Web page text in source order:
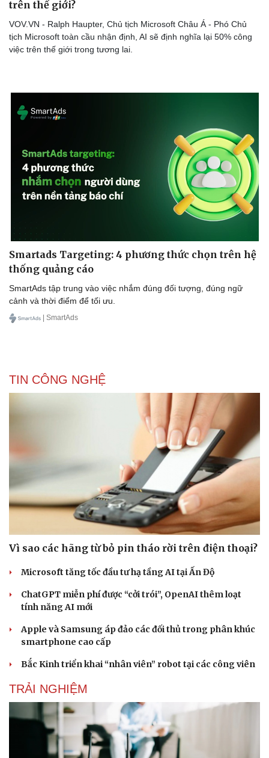
Doanh nghiệp
Vì cộng đồng
trên thế giới?
VOV.VN - Ralph Haupter, Chủ tịch Microsoft Châu Á - Phó Chủ
tịch Microsoft toàn cầu nhận định, AI sẽ định nghĩa lại 50% công
việc trên thế giới trong tương lai.
Smartads Targeting: 4 phương thức chọn trên hệ
thống quảng cáo
SmartAds tập trung vào việc nhắm đúng đối tượng, đúng ngữ
cảnh và thời điểm để tối ưu.
| SmartAds
TIN CÔNG NGHỆ
Vì sao các hãng từ bỏ pin tháo rời trên điện thoại?
Microsoft tăng tốc đầu tư hạ tầng AI tại Ấn Độ
ChatGPT miễn phí được “cởi trói”, OpenAI thêm loạt
tính năng AI mới
Apple và Samsung áp đảo các đối thủ trong phân khúc
smartphone cao cấp
Bắc Kinh triển khai “nhân viên” robot tại các công viên
TRẢI NGHIỆM